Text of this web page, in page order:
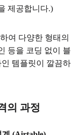
제공합니다.)
여 다양한 형태의
등을 코딩 없이 블
템플릿이 깔끔하
의 과정